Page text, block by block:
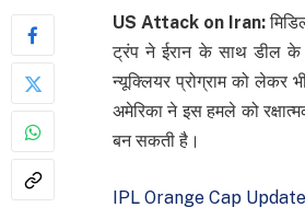
US Attack on Iran:
ट्रंप ने ईरान के साथ डील के
न्यूक्लियर प्रोग्राम को लेकर
अमेरिका ने इस हमले को
बन सकती है।
IPL Orange Cap